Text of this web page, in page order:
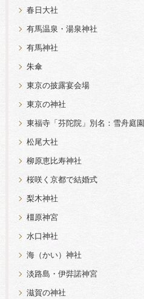
春日大社
有馬温泉・湯泉神社
有馬神社
朱傘
東京の披露宴会場
東京の神社
東福寺「芬陀院」別名：雪舟庭園
松尾大社
柳原恵比寿神社
桜咲く京都で結婚式
梨木神社
橿原神宮
水口神社
海（かい）神社
淡路島・伊弉諾神宮
滋賀の神社